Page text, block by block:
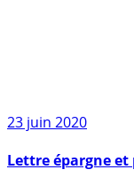
23 juin 2020